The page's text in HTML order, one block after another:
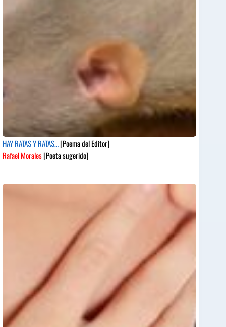
HAY RATAS Y RATAS…[Poema del Editor]
Rafael Morales[Poeta sugerido]